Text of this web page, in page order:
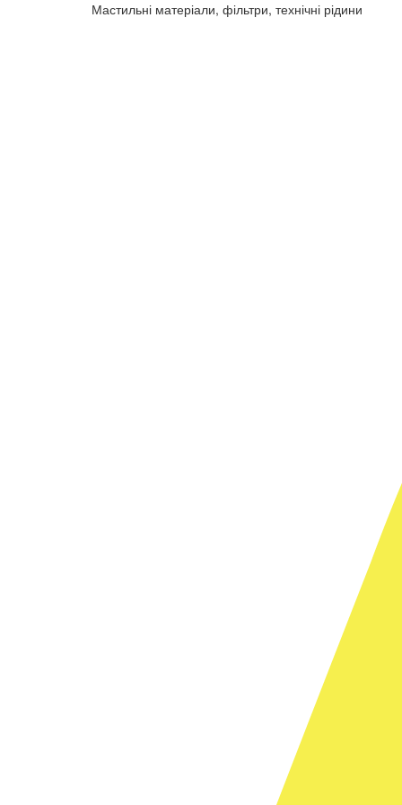
Мастильні матеріали, фільтри, технічні рідини